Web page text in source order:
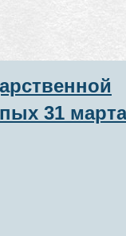
31 марта
военных
истории"
Победы